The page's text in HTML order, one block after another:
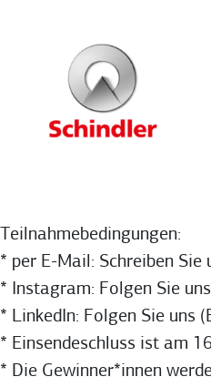
Teilnahmebedingungen:
* per E-Mail: Schreiben
* Instagram: Folgen Sie
* LinkedIn: Folgen Sie uns
* Einsendeschluss ist am
* Die Gewinner*innen